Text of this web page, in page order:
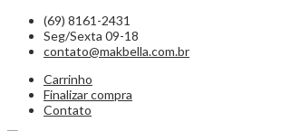
(69) 8161-2431
Seg/Sexta 09-18
contato@makbella.com.br
Carrinho
Finalizar compra
Contato